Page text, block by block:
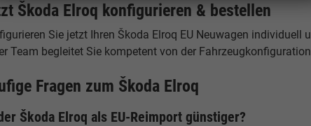
Škoda Elroq konfigurieren & bestellen
Sie jetzt Ihren Škoda Elroq EU Neuwagen
Team begleitet Sie kompetent von der
Fragen zum Škoda Elroq
Škoda Elroq als EU-Reimport günstiger?